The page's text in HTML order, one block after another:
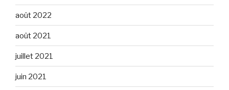
août 2022
août 2021
juillet 2021
juin 2021